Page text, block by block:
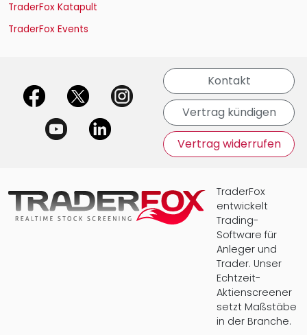
TraderFox Katapult
TraderFox Events
offizielle Social Media-Accounts
Kontakt
Vertrag kündigen
Vertrag widerrufen
TraderFox
entwickelt
Trading-
Software für
Anleger und
Trader. Unser
Echtzeit-
Aktienscreener
setzt Maßstäbe
in der Branche.